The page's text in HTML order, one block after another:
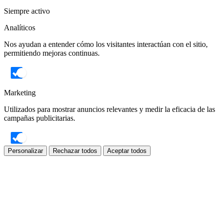
Siempre activo
Analíticos
Nos ayudan a entender cómo los visitantes interactúan con el sitio,
permitiendo mejoras continuas.
Marketing
Utilizados para mostrar anuncios relevantes y medir la eficacia de las
campañas publicitarias.
Personalizar Rechazar todos Aceptar todos